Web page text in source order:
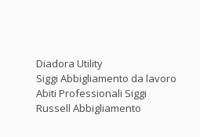
Diadora Utility
Siggi Abbigliamento da lavoro
Abiti Professionali Siggi
Russell Abbigliamento